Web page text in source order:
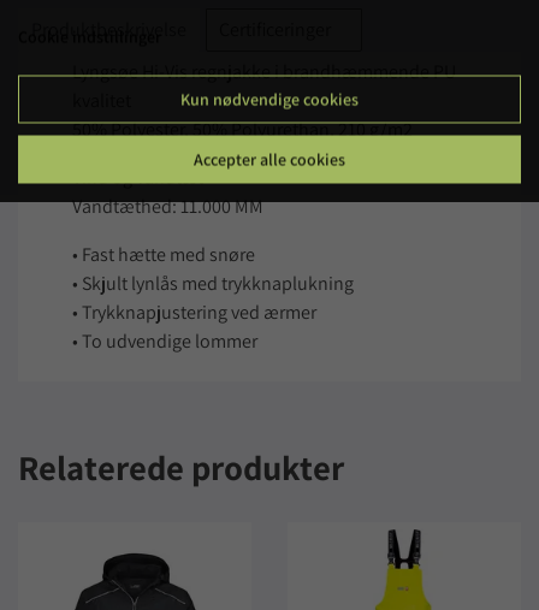
Lyngsøe Hi-Vis regnjakke i brandhæmmende PU
50% Polyester, 50% Polyurethan, 210 g/m2
Vind og vandtæt
Vandtæthed: 11.000 MM
• Fast hætte med snøre
• Skjult lynlås med trykknaplukning
• Trykknapjustering ved ærmer
• To udvendige lommer
Relaterede produkter
Kun nødvendige cookies
Accepter alle cookies